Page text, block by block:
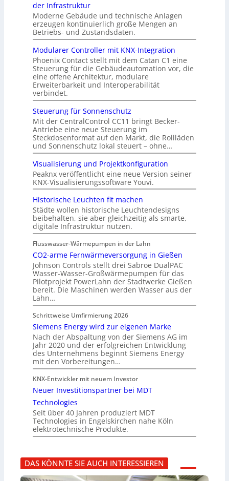
der Infrastruktur
Moderne Gebäude und technische Anlagen
erzeugen kontinuierlich große Mengen an
Betriebs- und Zustandsdaten.
Modularer Controller mit KNX-Integration
Phoenix Contact stellt mit dem Catan C1 eine
Steuerung für die Gebäudeautomation vor, die
eine offene Architektur, modulare
Erweiterbarkeit und Interoperabilität
verbindet.
Steuerung für Sonnenschutz
Mit der CentralControl CC11 bringt Becker-
Antriebe eine neue Steuerung im
Steckdosenformat auf den Markt, die Rollläden
und Sonnenschutz lokal steuert – ohne…
Visualisierung und Projektkonfiguration
Peaknx veröffentlicht eine neue Version seiner
KNX-Visualisierungssoftware Youvi.
Historische Leuchten fit machen
Städte wollen historische Leuchtendesigns
beibehalten, sie aber gleichzeitig als smarte,
digitale Infrastruktur nutzen.
Flusswasser-Wärmepumpen in der Lahn
CO2-arme Fernwärmeversorgung in Gießen
Johnson Controls stellt drei Sabroe DualPAC
Wasser-Wasser-Großwärmepumpen für das
Pilotprojekt PowerLahn der Stadtwerke Gießen
bereit. Die Maschinen werden Wasser aus der
Lahn…
Schrittweise Umfirmierung 2026
Siemens Energy wird zur eigenen Marke
Nach der Abspaltung von der Siemens AG im
Jahr 2020 und der erfolgreichen Entwicklung
des Unternehmens beginnt Siemens Energy
mit den Vorbereitungen…
KNX-Entwickler mit neuem Investor
Neuer Investitionspartner bei MDT
Technologies
Seit über 40 Jahren produziert MDT
Technologies in Engelskirchen nahe Köln
elektrotechnische Produkte.
DAS KÖNNTE SIE AUCH INTERESSIEREN